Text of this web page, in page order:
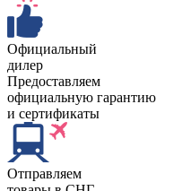
Официальный
дилер
Предоставляем
официальную гарантию
и сертификаты
Отправляем